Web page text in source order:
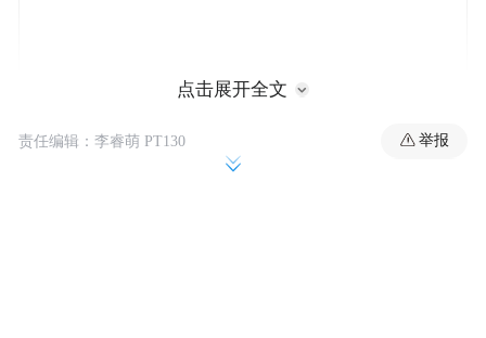
据IT之家此前报道，有爆料称荣耀 GT 手机
点击展开全文
责任编辑：李睿萌 PT130 举报